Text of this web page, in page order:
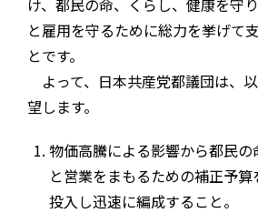
と雇用を守るために総力を挙げて
とです。
よって、日本共産党都議団は、
望します。
物価高騰による影響から都民
と営業をまもるための補正予
投入し迅速に編成すること。